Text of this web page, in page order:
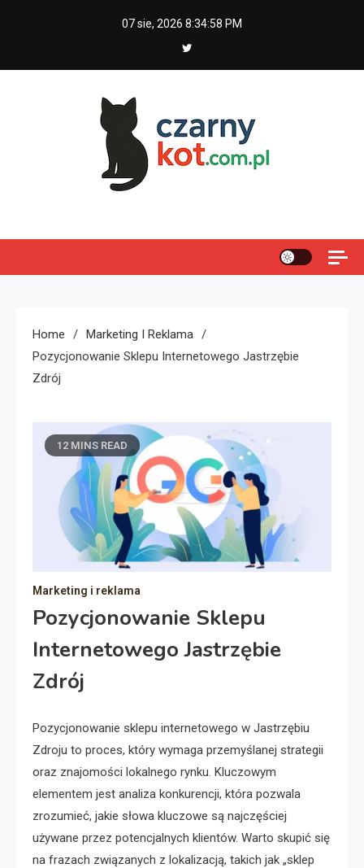
07 sie, 2026 8:34:59 PM
Home
Marketing I Reklama
Pozycjonowanie Sklepu Internetowego Jastrzębie
Zdrój
12 MINS READ
Marketing i reklama
Pozycjonowanie Sklepu
Internetowego Jastrzębie
Zdrój
Pozycjonowanie sklepu internetowego w Jastrzębiu
Zdroju to proces, który wymaga przemyślanej strategii
oraz znajomości lokalnego rynku. Kluczowym
elementem jest analiza konkurencji, która pozwala
zrozumieć, jakie słowa kluczowe są najczęściej
używane przez potencjalnych klientów. Warto skupić się
na frazach związanych z lokalizacją, takich jak „sklep